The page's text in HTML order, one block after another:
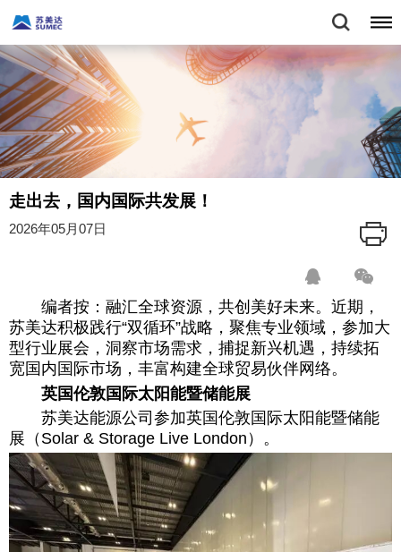
走出去，国内国际共发展！
2026年05月07日
编者按：融汇全球资源，共创美好未来。近期，
苏美达积极践行“双循环”战略，聚焦专业领域，参加大
型行业展会，洞察市场需求，捕捉新兴机遇，持续拓
宽国内国际市场，丰富构建全球贸易伙伴网络。
英国伦敦国际太阳能暨储能展
苏美达能源公司参加英国伦敦国际太阳能暨储能
展（Solar & Storage Live London）。